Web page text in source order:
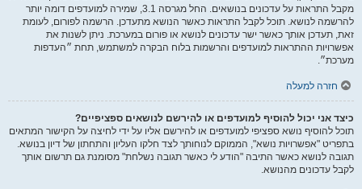
מקבל התראות על עדכונים בנושאים. החל מגרסה 3.1, שמירה למועדפים דומה יותר
להרשמה לנושא. תוכל לקבל התראות כאשר הנושא מתעדכן. הרשמה לפורום, לעומת
זאת, תעדכן אותך כאשר ישר עדכונים לנושא או פורום במערכת. ניתן לשנות את
אפשרויות ההתראות למועדפים והרשמות בלוח הבקרה למשתמש, תחת ״העדפות
מערכת״.
חזרה למעלה
כיצד אני יכול להוסיף למועדפים או להירשם לנושאים ספציפיים?
תוכל להוסיף נושא ספציפי למועדפים או להירשם אליו על ידי לחיצה על הקישור המתאים
בתפריט "אפשרויות נושא", הממוקם לנוחותך לצד חלקו העליון והתחתון של דיון בנושא.
תגובה לנושא כאשר התיבה "הודע לי כאשר תגובה נשלחת" מסומנת גם תרשום אותך
לקבל עדכונים מהנושא.